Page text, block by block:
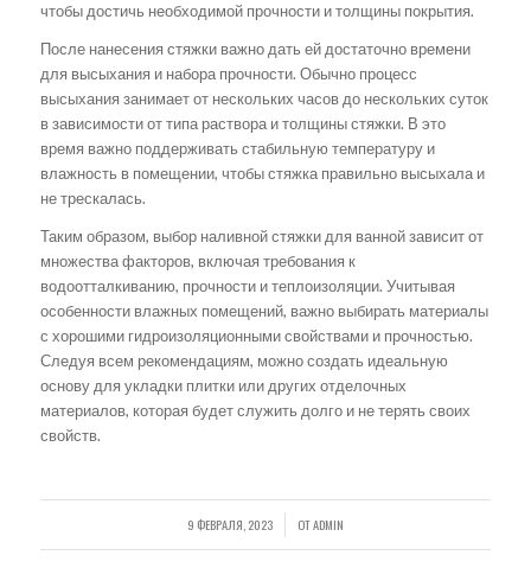
чтобы достичь необходимой прочности и толщины покрытия.
После нанесения стяжки важно дать ей достаточно времени
для высыхания и набора прочности. Обычно процесс
высыхания занимает от нескольких часов до нескольких суток
в зависимости от типа раствора и толщины стяжки. В это
время важно поддерживать стабильную температуру и
влажность в помещении, чтобы стяжка правильно высыхала и
не трескалась.
Таким образом, выбор наливной стяжки для ванной зависит от
множества факторов, включая требования к
водоотталкиванию, прочности и теплоизоляции. Учитывая
особенности влажных помещений, важно выбирать материалы
с хорошими гидроизоляционными свойствами и прочностью.
Следуя всем рекомендациям, можно создать идеальную
основу для укладки плитки или других отделочных
материалов, которая будет служить долго и не терять своих
свойств.
9 ФЕВРАЛЯ, 2023
/ ОТADMIN